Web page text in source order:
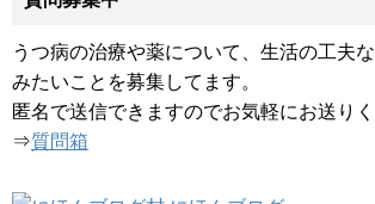
うつ病の治療や薬について、生活の工夫
みたいことを募集してます。
匿名で送信できますのでお気軽にお送りく
⇒質問箱